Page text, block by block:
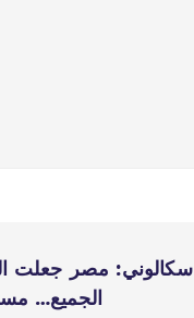
سكالوني: مصر جعلت
الجميع…